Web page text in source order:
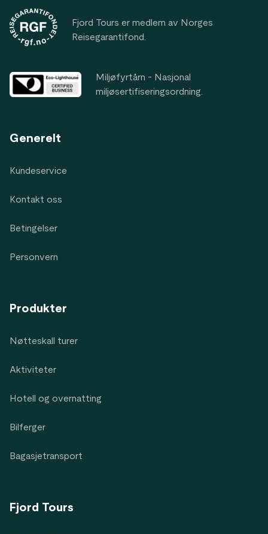
Fjord Tours er medlem av Norges
Reisegarantifond.
Miljøfyrtårn - Nasjonal
miljøsertifiseringsordning.
Generelt
Kundeservice
Kontakt oss
Betingelser
Personvern
Produkter
Nøtteskall turer
Aktiviteter
Hotell og overnatting
Bilferger
Bagasjetransport
Fjord Tours